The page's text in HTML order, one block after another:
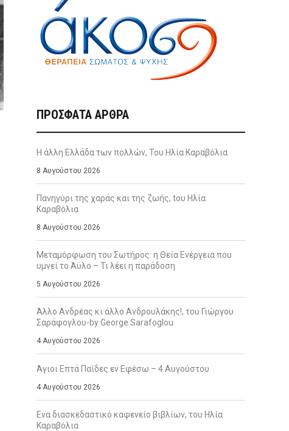
ΠΡΌΣΦΑΤΑ ΆΡΘΡΑ
Η άλλη Ελλάδα των πολλών, Του Ηλία Καραβόλια
8 Αυγούστου 2026
Πανηγύρι της χαράς και της ζωής, tου Ηλία
Καραβόλια
8 Αυγούστου 2026
Μεταμόρφωση του Σωτήρος: η Θεία Ενέργεια που
υμνεί το Άϋλο – Τι λέει η παράδοση
5 Αυγούστου 2026
Άλλο Ανδρέας κι άλλο Ανδρουλάκης!, του Γιώργου
Σαράφογλου-by George Sarafoglou
4 Αυγούστου 2026
Άγιοι Επτά Παίδες εν Εφέσω – 4 Αυγούστου
4 Αυγούστου 2026
Ενα διασκεδαστικό καφενείο βιβλίων, του Ηλία
Καραβόλια